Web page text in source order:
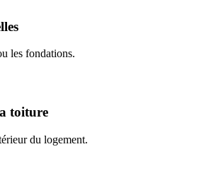
les fondations.
toiture
du logement.